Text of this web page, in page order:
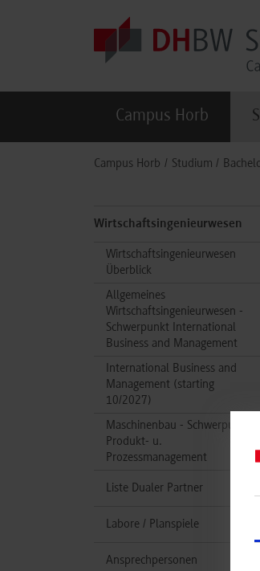
Campus Horb
Campus Horb Studium
Wirtschaftsingenieurwesen
Wirtschaftsingenieurwesen
Überblick
Allgemeines
Wirtschaftsingenieurwesen -
Schwerpunkt International
Business and Management
International Business and
Management (starting
10/2027)
Maschinenbau - Schwerpunkt
Produkt- u.
Prozessmanagement
Liste Dualer Partner
Labore / Planspiele
Ansprechpersonen